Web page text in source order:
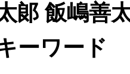
郞 飯嶋善
ーワード